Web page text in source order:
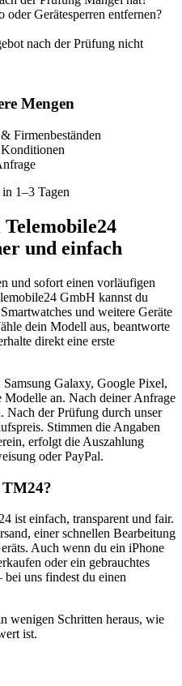
Gerätesperren entfernen?
nach der Prüfung nicht
Mengen
Firmenbeständen
1–3 Tagen
und einfach
und sofort einen vorläufigen
GmbH kannst du
und weitere Geräte
dein Modell aus, beantworte
direkt eine erste
Galaxy, Google Pixel,
an. Nach deiner Anfrage
Nach der Prüfung durch unser
Stimmen die Angaben
erfolgt die Auszahlung
oder PayPal.
ist einfach, transparent und fair.
einer schnellen Bearbeitung
Auch wenn du ein iPhone
oder ein gebrauchtes
bei uns findest du einen
wenigen Schritten heraus, wie
ist.